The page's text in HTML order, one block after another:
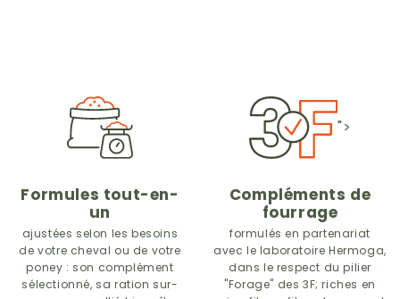
Formules tout-en-
un
ajustées selon les besoins
de votre cheval ou de votre
poney : son complément
sélectionné, sa ration sur-
">
Compléments de
fourrage
formulés en partenariat
avec le laboratoire Hermoga,
dans le respect du pilier
"Forage" des 3F; riches en